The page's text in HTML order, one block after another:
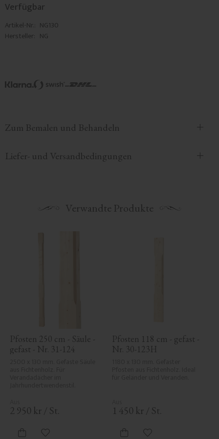
Verfügbar
Artikel-Nr. NG130
Hersteller NG
Zum Bemalen und Behandeln
Liefer- und Versandbedingungen
Verwandte Produkte
Pfosten 250 cm - Säule -
gefast - Nr. 31-124
2 950 kr / St.
Pfosten 118 cm - gefast -
Nr. 30-123H
1 450 kr / St.